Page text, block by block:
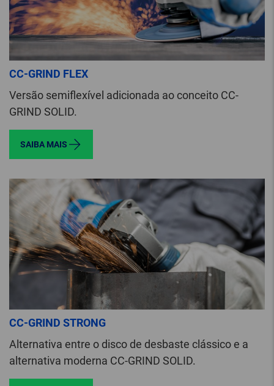
CC-GRIND FLEX
Versão semiflexível adicionada ao conceito CC-
GRIND SOLID.
SAIBA MAIS
CC-GRIND STRONG
Alternativa entre o disco de desbaste clássico e a
alternativa moderna CC-GRIND SOLID.